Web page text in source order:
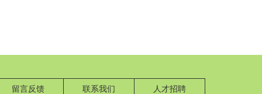
留言反馈 联系我们 人才招聘